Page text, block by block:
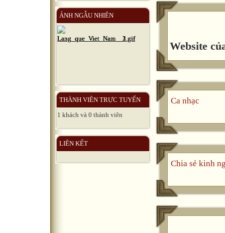
ẢNH NGẪU NHIÊN
THÀNH VIÊN TRỰC TUYẾN
1 khách và 0 thành viên
LIÊN KẾT
Website
Ca nhạc
Chia sẻ kinh